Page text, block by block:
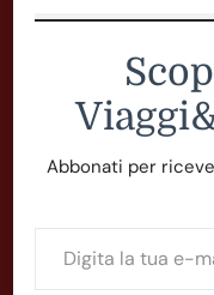
Abbonati per